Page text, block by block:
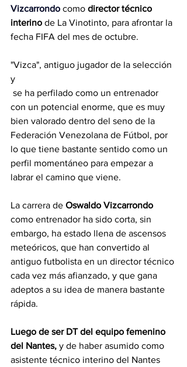
Vizcarrondo como director técnico
interino de La Vinotinto, para afrontar la
fecha FIFA del mes de octubre.
"Vizca", antiguo jugador de la selección
y
con un potencial enorme, que es muy
bien valorado dentro del seno de la
Federación Venezolana de Fútbol, por
lo que tiene bastante sentido como un
perfil momentáneo para empezar a
labrar el camino que viene.
La carrera de Oswaldo Vizcarrondo
como entrenador ha sido corta, sin
embargo, ha estado llena de ascensos
meteóricos, que han convertido al
antiguo futbolista en un director técnico
cada vez más afianzado, y que gana
adeptos a su idea de manera bastante
rápida.
Luego de ser DT del equipo femenino
del Nantes, y de haber asumido como
asistente técnico interino del Nantes